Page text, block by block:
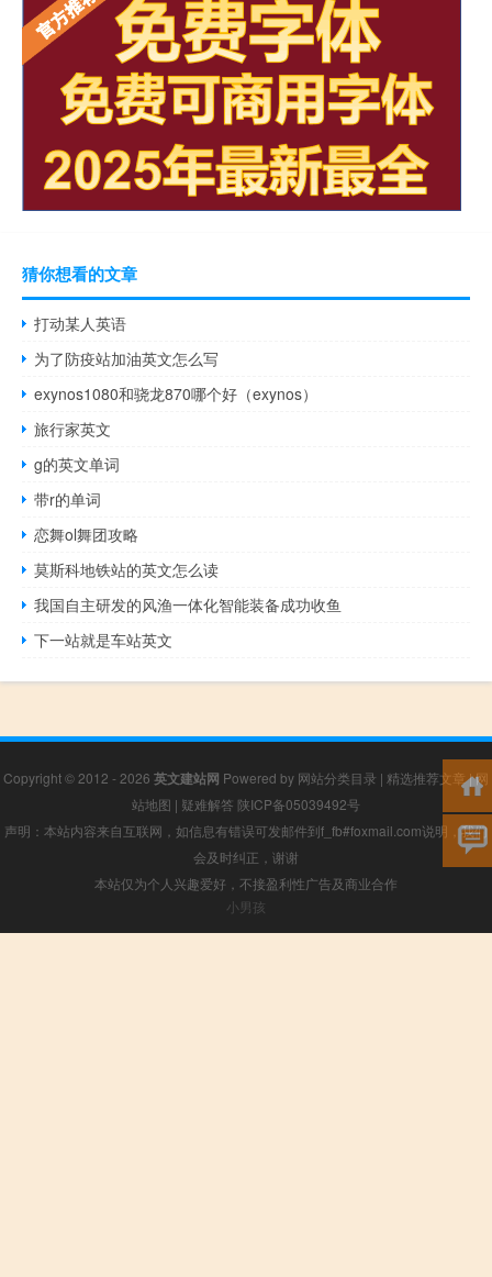
猜你想看的文章
打动某人英语
为了防疫站加油英文怎么写
exynos1080和骁龙870哪个好（exynos）
旅行家英文
g的英文单词
带r的单词
恋舞ol舞团攻略
莫斯科地铁站的英文怎么读
我国自主研发的风渔一体化智能装备成功收鱼
下一站就是车站英文
Copyright © 2012 - 2026 英文建站网 Powered by 网站分类目录 | 精选推荐文章|网
站地图 | 疑难解答 陕ICP备05039492号
声明：本站内容来自互联网，如信息有错误可发邮件到f_fb#foxmail.com说明，我们
会及时纠正，谢谢
本站仅为个人兴趣爱好，不接盈利性广告及商业合作
小男孩